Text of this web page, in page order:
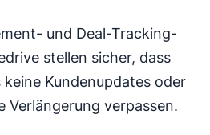
und Deal-Tracking-
stellen sicher, dass
Kundenupdates oder
Verlängerung verpassen.